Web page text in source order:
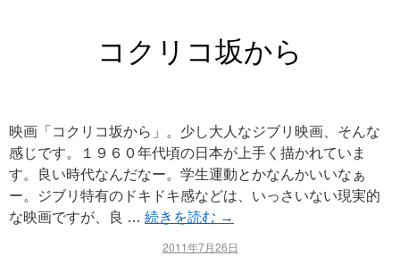
コクリコ坂から
映画「コクリコ坂から」。少し大人なジブリ映画、そんな
感じです。１９６０年代頃の日本が上手く描かれていま
す。良い時代なんだなー。学生運動とかなんかいいなぁ
ー。ジブリ特有のドキドキ感などは、いっさいない現実的
な映画ですが、良 … 続きを読む →
2011年7月26日